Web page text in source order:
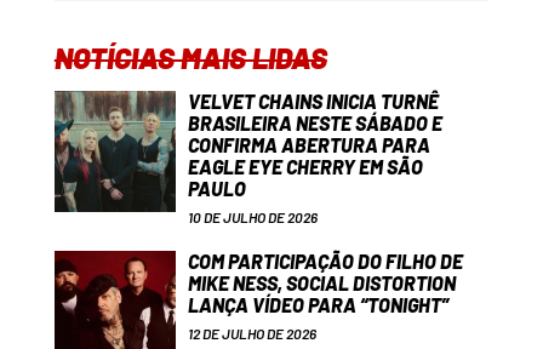
NOTÍCIAS MAIS LIDAS
VELVET CHAINS INICIA TURNÊ
BRASILEIRA NESTE SÁBADO E
CONFIRMA ABERTURA PARA
EAGLE EYE CHERRY EM SÃO
PAULO
10 DE JULHO DE 2026
COM PARTICIPAÇÃO DO FILHO DE
MIKE NESS, SOCIAL DISTORTION
LANÇA VÍDEO PARA “TONIGHT”
12 DE JULHO DE 2026